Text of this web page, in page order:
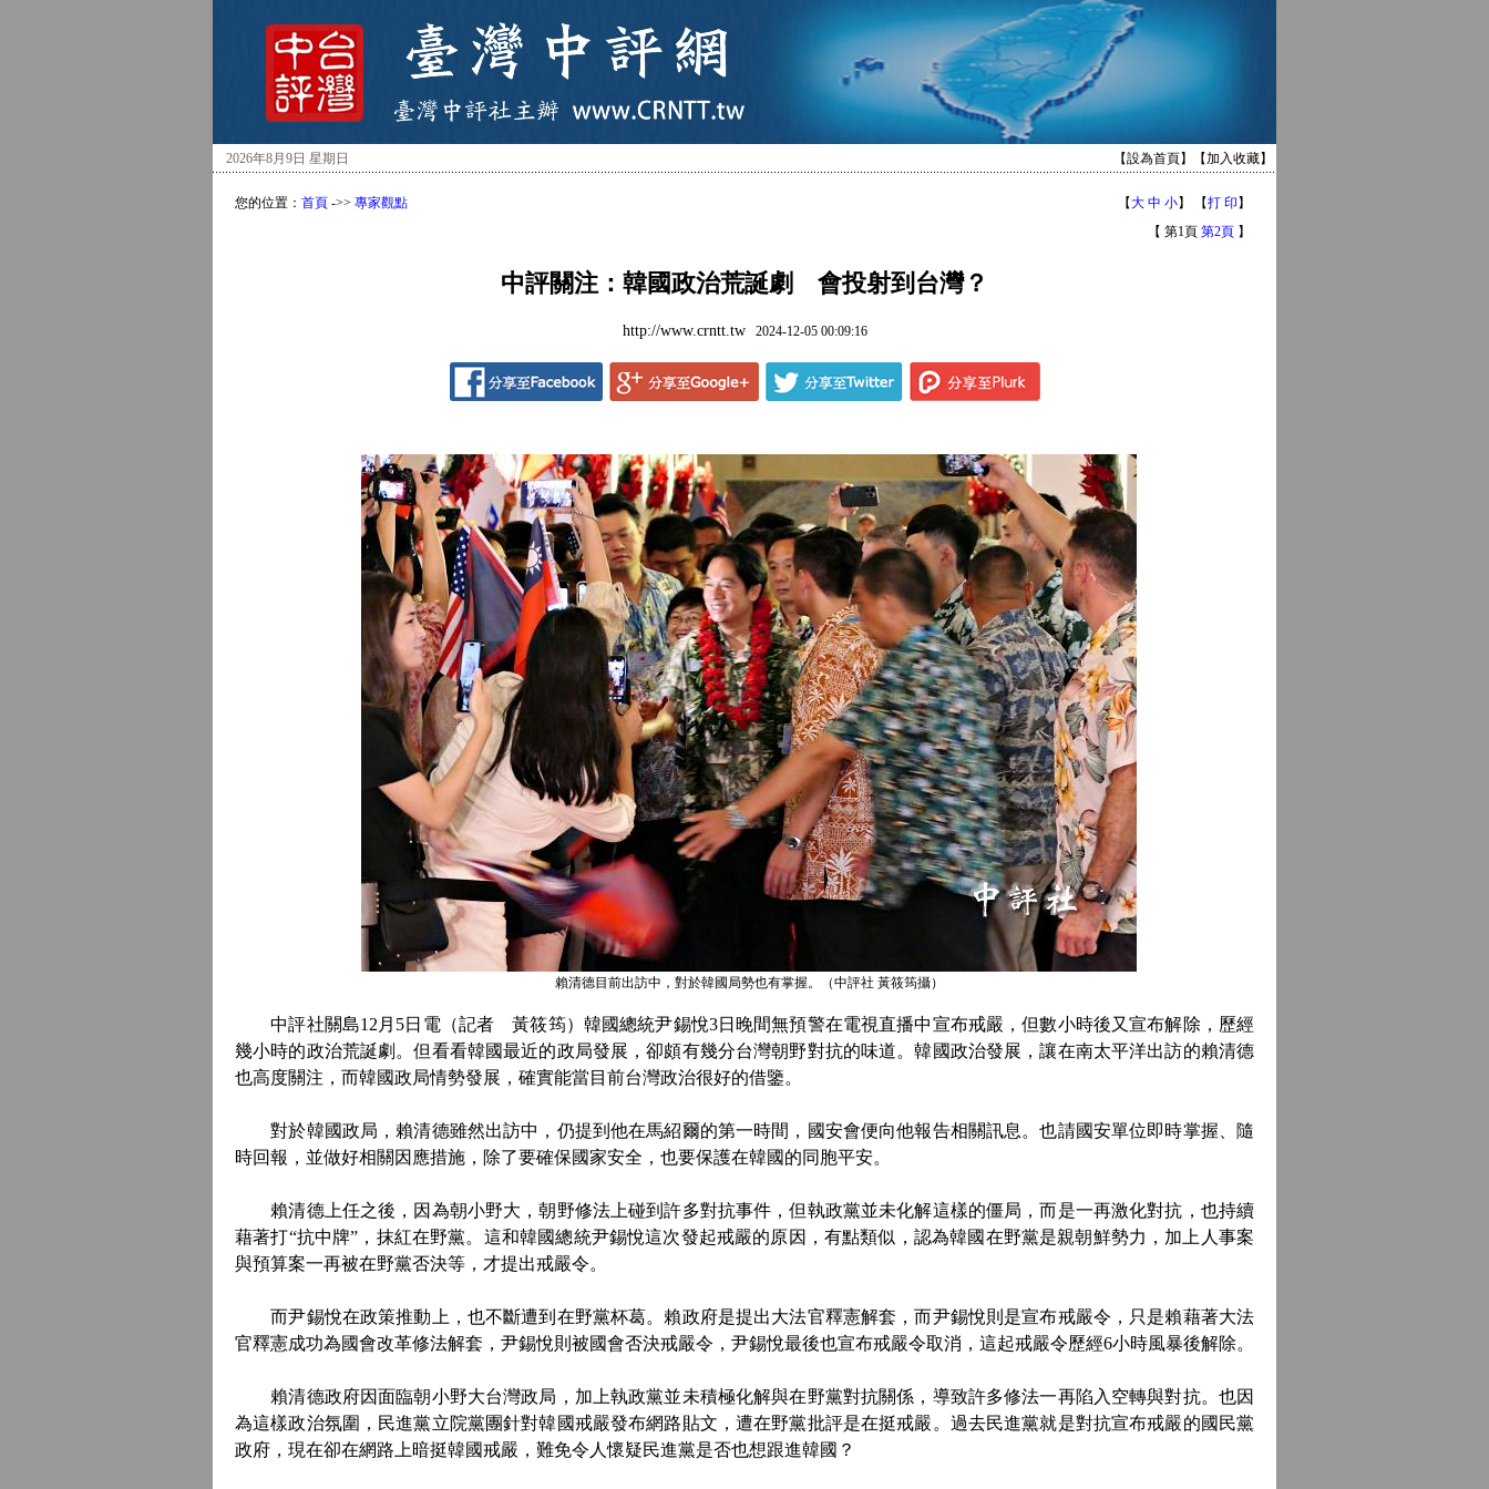
2026年8月9日 星期日 【設為首頁】【加入收藏】
您的位置： 首頁 ->> 專家觀點 【大 中 小】 【打 印 】
【 第1頁 第2頁 】
中評關注：韓國政治荒誕劇 會投射到台灣？
http://www.crntt.tw2024-12-05 00:09:16
賴清德目前出訪中，對於韓國局勢也有掌握。（中評社 黃筱筠攝）
中評社關島12月5日電（記者 黃筱筠）韓國總統尹錫悅3日晚間無預警在電視直播中宣布戒嚴，但數小時後又宣布解除，歷經
幾小時的政治荒誕劇。但看看韓國最近的政局發展，卻頗有幾分台灣朝野對抗的味道。韓國政治發展，讓在南太平洋出訪的賴清德
也高度關注，而韓國政局情勢發展，確實能當目前台灣政治很好的借鑒。
對於韓國政局，賴清德雖然出訪中，仍提到他在馬紹爾的第一時間，國安會便向他報告相關訊息。也請國安單位即時掌握、隨
時回報，並做好相關因應措施，除了要確保國家安全，也要保護在韓國的同胞平安。
賴清德上任之後，因為朝小野大，朝野修法上碰到許多對抗事件，但執政黨並未化解這樣的僵局，而是一再激化對抗，也持續
藉著打“抗中牌”，抹紅在野黨。這和韓國總統尹錫悅這次發起戒嚴的原因，有點類似，認為韓國在野黨是親朝鮮勢力，加上人事案
與預算案一再被在野黨否決等，才提出戒嚴令。
而尹錫悅在政策推動上，也不斷遭到在野黨杯葛。賴政府是提出大法官釋憲解套，而尹錫悅則是宣布戒嚴令，只是賴藉著大法
官釋憲成功為國會改革修法解套，尹錫悅則被國會否決戒嚴令，尹錫悅最後也宣布戒嚴令取消，這起戒嚴令歷經6小時風暴後解除。
賴清德政府因面臨朝小野大台灣政局，加上執政黨並未積極化解與在野黨對抗關係，導致許多修法一再陷入空轉與對抗。也因
為這樣政治氛圍，民進黨立院黨團針對韓國戒嚴發布網路貼文，遭在野黨批評是在挺戒嚴。過去民進黨就是對抗宣布戒嚴的國民黨
政府，現在卻在網路上暗挺韓國戒嚴，難免令人懷疑民進黨是否也想跟進韓國？